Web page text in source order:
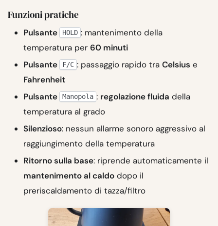
Funzioni pratiche
Pulsante HOLD : mantenimento della
temperatura per 60 minuti
Pulsante
F/C : passaggio rapido tra Celsius e
Fahrenheit
Pulsante
Manopola : regolazione fluida della
temperatura al grado
Silenzioso: nessun allarme sonoro aggressivo al
raggiungimento della temperatura
Ritorno sulla base: riprende automaticamente il
mantenimento al caldo dopo il
preriscaldamento di tazza/filtro